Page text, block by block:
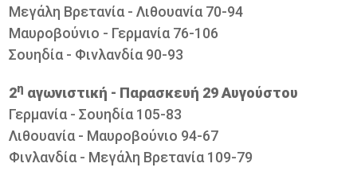
Μεγάλη Βρετανία - Λιθουανία 70-94
Μαυροβούνιο - Γερμανία 76-106
Σουηδία - Φινλανδία 90-93
2η αγωνιστική - Παρασκευή 29 Αυγούστου
Γερμανία - Σουηδία 105-83
Λιθουανία - Μαυροβούνιο 94-67
Φινλανδία - Μεγάλη Βρετανία 109-79